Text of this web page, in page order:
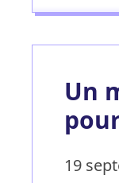
Un
19